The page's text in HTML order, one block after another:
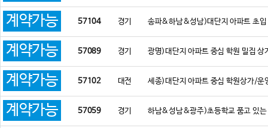
계약가능 57104 경기 송파&하남&성남)대단지 아파트 초
계약가능 57089 경기 광명)대단지 아파트 중심 학원 밀집
계약가능 57102 대전 세종)대단지 아파트 중심 학원상가/운
계약가능 57059 경기 하남&성남&광주)초등학교 품고 있는